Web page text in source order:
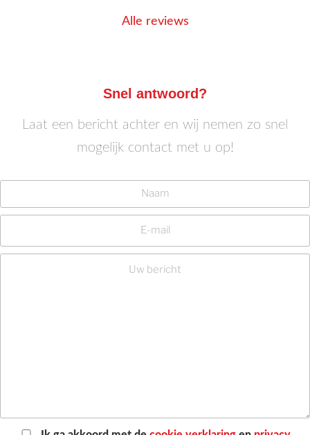
Alle reviews
Snel antwoord?
Laat een bericht achter en wij nemen zo snel
mogelijk contact met u op!